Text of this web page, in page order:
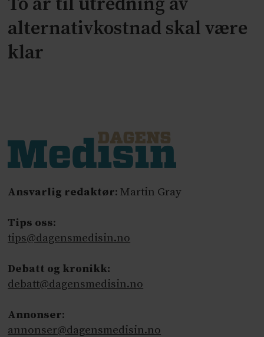
alternativkostnad skal være
klar
Ansvarlig redaktør: Martin Gray
Tips oss:
tips@dagensmedisin.no
Debatt og kronikk:
debatt@dagensmedisin.no
Annonser:
annonser@dagensmedisin.no